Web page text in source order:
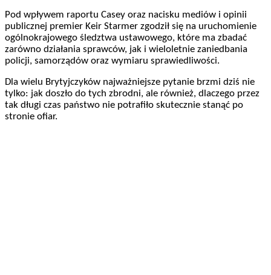
Pod wpływem raportu Casey oraz nacisku mediów i opinii
publicznej premier Keir Starmer zgodził się na uruchomienie
ogólnokrajowego śledztwa ustawowego, które ma zbadać
zarówno działania sprawców, jak i wieloletnie zaniedbania
policji, samorządów oraz wymiaru sprawiedliwości.
Dla wielu Brytyjczyków najważniejsze pytanie brzmi dziś nie
tylko: jak doszło do tych zbrodni, ale również, dlaczego przez
tak długi czas państwo nie potrafiło skutecznie stanąć po
stronie ofiar.